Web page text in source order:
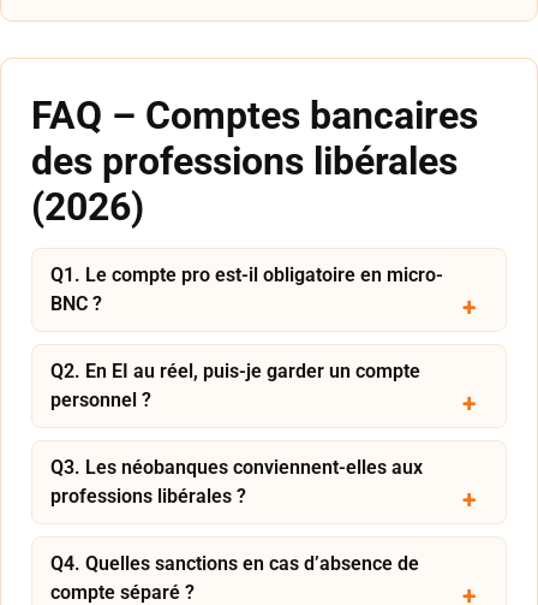
FAQ – Comptes bancaires
des professions libérales
(2026)
Q1. Le compte pro est-il obligatoire en micro-
BNC ?
Q2. En EI au réel, puis-je garder un compte
personnel ?
Q3. Les néobanques conviennent-elles aux
professions libérales ?
Q4. Quelles sanctions en cas d’absence de
compte séparé ?